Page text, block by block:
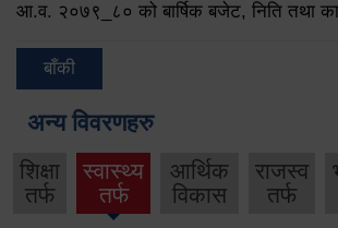
आ.व. २०७९‌_८० को बार्षिक बजेट, निति तथा
बाँकी
अन्य विवरणहरु
शिक्षा
तर्फ
स्वास्थ्य
तर्फ
आर्थिक
विकास
राजस्व
तर्फ